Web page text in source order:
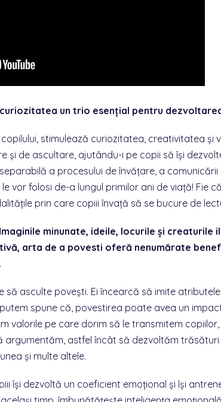
un trio esențial pentru
stimulează curiozitatea, creativitatea și
și de ascultare, ajutându-i pe copii să își
a procesului de învățare, a comunicării
vor folosi de-a lungul primilor ani de viață! Fie
prin care copiii învață să se bucure de
minunate, ideile, locurile și creaturile
arta de a povesti oferă nenumărate
să asculte povești. Ei încearcă să imite
spune că, povestirea poate avea un
valorile pe care dorim să le transmitem
argumentăm, astfel încât să dezvoltăm
și multe altele.
își dezvoltă un coeficient emoțional și își